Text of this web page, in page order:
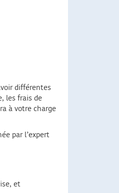
différentes
les frais de
à votre charge
par l’expert
et